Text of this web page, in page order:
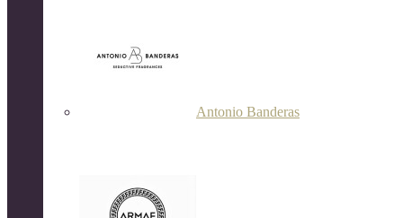
Antonio Banderas